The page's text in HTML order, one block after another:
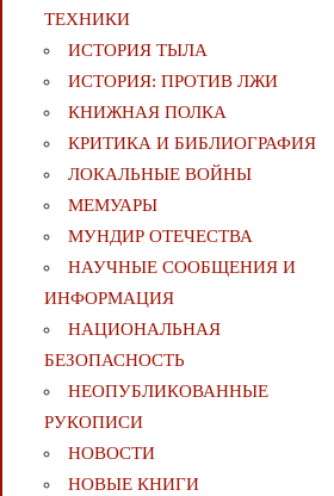
ТЕХНИКИ
ИСТОРИЯ ТЫЛА
ИСТОРИЯ: ПРОТИВ ЛЖИ
КНИЖНАЯ ПОЛКА
КРИТИКА И БИБЛИОГРАФИЯ
ЛОКАЛЬНЫЕ ВОЙНЫ
МЕМУАРЫ
МУНДИР ОТЕЧЕСТВА
НАУЧНЫЕ СООБЩЕНИЯ И
ИНФОРМАЦИЯ
НАЦИОНАЛЬНАЯ
БЕЗОПАСНОСТЬ
НЕОПУБЛИКОВАННЫЕ
РУКОПИСИ
НОВОСТИ
НОВЫЕ КНИГИ